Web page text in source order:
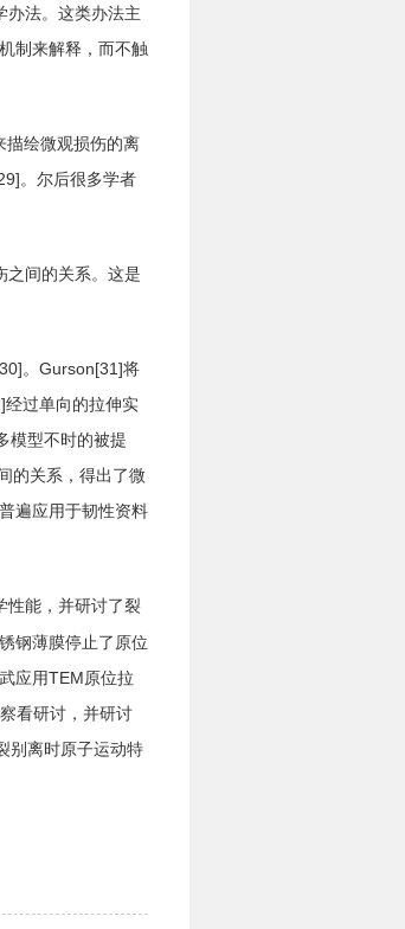
办法。这类办法主
制来解释，而不触
描绘微观损伤的离
。尔后很多学者
之间的关系。这是
。Gurson[31]将
过单向的拉伸实
模型不时的被提
的关系，得出了微
遍应用于韧性资料
性能，并研讨了裂
钢薄膜停止了原位
应用TEM原位拉
看研讨，并研讨
别离时原子运动特